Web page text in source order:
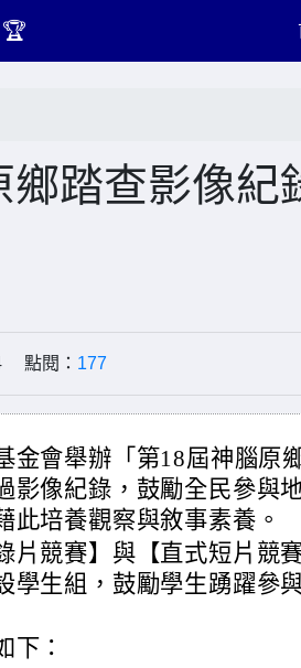
鄉踏查影像紀
點閱： 177
金會舉辦「第18屆神腦原
影像紀錄，鼓勵全民參與
此培養觀察與敘事素養。
片競賽】與【直式短片競
學生組，鼓勵學生踴躍參
下：